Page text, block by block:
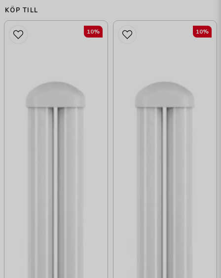
KÖP TILL
10% 10%